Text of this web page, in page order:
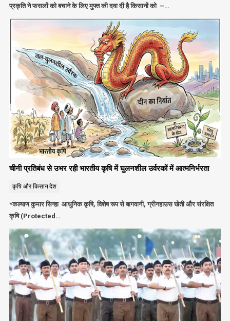
प्रकृति ने फसलों को बचाने के लिए मुफ्त की दवा दी है किसानों को –…
चीनी प्रतिबंध से उभर रही भारतीय कृषि में घुलनशील उर्वरकों में आत्मनिर्भरता
कृषि और किसानदेश
*कल्याण कुमार सिन्हा आधुनिक कृषि, विशेष रूप से बागवानी, ग्रीनहाउस खेती और संरक्षित
कृषि (Protected…